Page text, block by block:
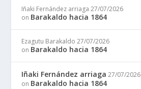
Iñaki Fernández arriaga 27/07/2026
on Barakaldo hacia 1864
Ezagutu Barakaldo 27/07/2026
on Barakaldo hacia 1864
Iñaki Fernández arriaga 27/07/2026
on Barakaldo hacia 1864